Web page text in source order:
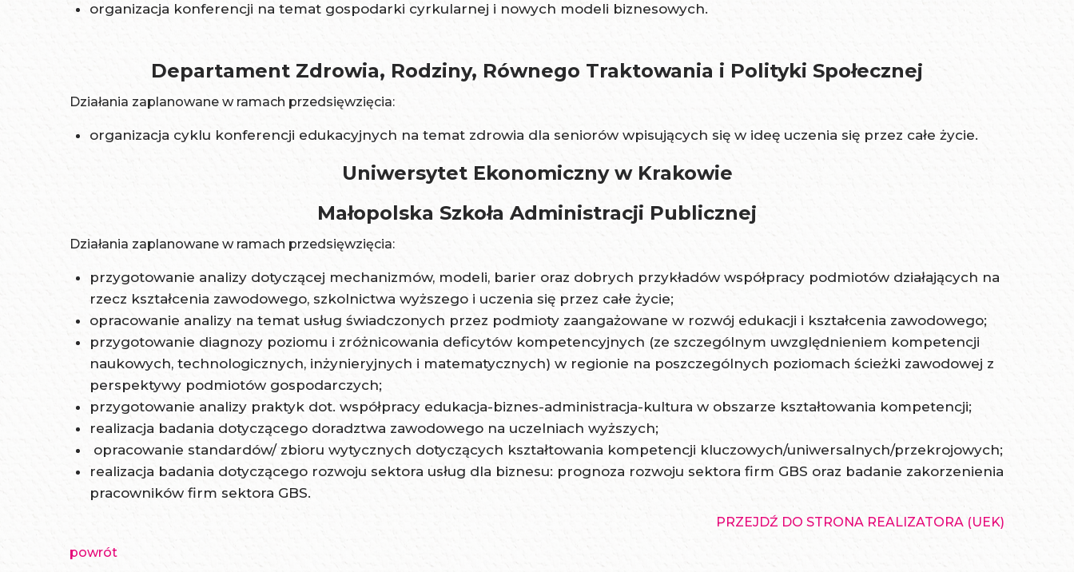
organizacja konferencji na temat gospodarki cyrkularnej i nowych modeli biznesowych.
Departament Zdrowia, Rodziny, Równego Traktowania i Polityki Społecznej
Działania zaplanowane w ramach przedsięwzięcia:
organizacja cyklu konferencji edukacyjnych na temat zdrowia dla seniorów wpisujących się w ideę uczenia się przez całe życie.
Uniwersytet Ekonomiczny w Krakowie
Małopolska Szkoła Administracji Publicznej
Działania zaplanowane w ramach przedsięwzięcia:
przygotowanie analizy dotyczącej mechanizmów, modeli, barier oraz dobrych przykładów współpracy podmiotów działających na
rzecz kształcenia zawodowego, szkolnictwa wyższego i uczenia się przez całe życie;
opracowanie analizy na temat usług świadczonych przez podmioty zaangażowane w rozwój edukacji i kształcenia zawodowego;
przygotowanie diagnozy poziomu i zróżnicowania deficytów kompetencyjnych (ze szczególnym uwzględnieniem kompetencji
naukowych, technologicznych, inżynieryjnych i matematycznych) w regionie na poszczególnych poziomach ścieżki zawodowej z
perspektywy podmiotów gospodarczych;
przygotowanie analizy praktyk dot. współpracy edukacja-biznes-administracja-kultura w obszarze kształtowania kompetencji;
realizacja badania dotyczącego doradztwa zawodowego na uczelniach wyższych;
opracowanie standardów/ zbioru wytycznych dotyczących kształtowania kompetencji kluczowych/uniwersalnych/przekrojowych;
realizacja badania dotyczącego rozwoju sektora usług dla biznesu: prognoza rozwoju sektora firm GBS oraz badanie zakorzenienia
pracowników firm sektora GBS.
PRZEJDŹ DO STRONA REALIZATORA (UEK)
powrót